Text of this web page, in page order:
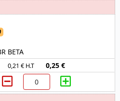
BETA
0,21 € H.T 0,25 €